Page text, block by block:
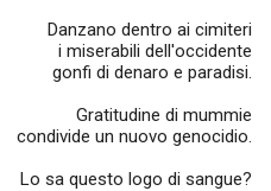
Danzano dentro ai cimiteri
i miserabili dell'occidente
gonfi di denaro e paradisi.
Gratitudine di mummie
condivide un nuovo genocidio.
Lo sa questo logo di sangue?